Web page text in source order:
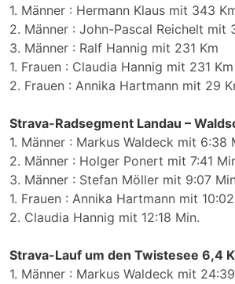
1. Männer : Hermann Klaus mit 343
2. Männer : John-Pascal Reichelt mit
3. Männer : Ralf Hannig mit 231 Km
1. Frauen : Claudia Hannig mit 231 Km
2. Frauen : Annika Hartmann mit 29
Strava-Radsegment Landau –
1. Männer : Markus Waldeck mit 6:38
2. Männer : Holger Ponert mit 7:41
3. Männer : Stefan Möller mit 9:07
1. Frauen : Annika Hartmann mit
2. Claudia Hannig mit 12:18 Min.
Strava-Lauf um den Twistesee 6,4
1. Männer : Markus Waldeck mit